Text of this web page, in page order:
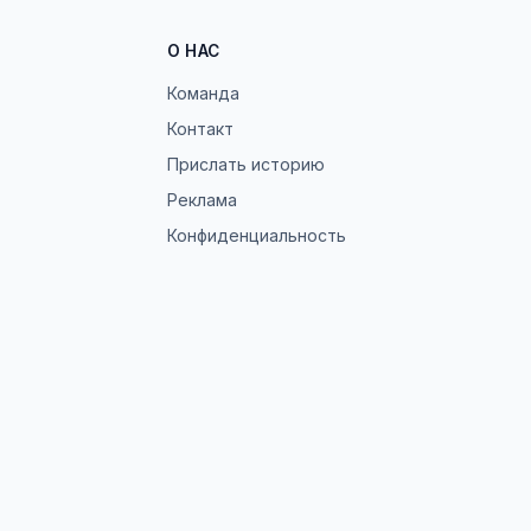
О НАС
Команда
Контакт
Прислать историю
Реклама
Конфиденциальность